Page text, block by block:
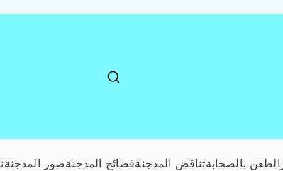
الطعن بالصحابةتناقض المدجنةفضائح المدجنةصور المدجنة